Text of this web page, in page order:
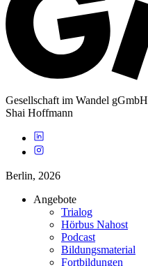
Gesellschaft im Wandel gGmbH
Shai Hoffmann
Berlin, 2026
Angebote
Trialog
Hörbus Nahost
Podcast
Bildungsmaterial
Fortbildungen